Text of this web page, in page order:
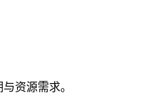
资源需求。